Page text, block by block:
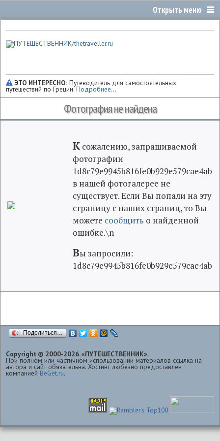
ЭТО ИНТЕРЕСНО: Путеводитель для самостоятельных
путешествий по Греции.Подробнее...
Фотография не найдена
К сожалению, запрашиваемой
фотографии
1d8c79e9945b816fe0b929e579cae4ab
в нашей фотогалерее не
существует. Если Вы попали на эту
страницу с наших страниц, то Вы
можете сообщить о найденной
ошибке.\n
Вы запросили:
1d8c79e9945b816fe0b929e579cae4ab
Поделиться…
Copyright © 2000-2026. «ПУТЕШЕСТВЕННИК».
При полном или частичном использовании материалов ссылка на
автора и сайт обязательна. Хостинг любезно предоставлен
компанией BeGet.ru.